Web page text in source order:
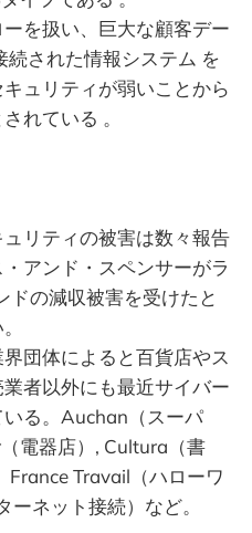
を扱い、巨大な顧客デー
続された情報システム を
ュリティが弱いことから
れている 。
リティの被害は数々報告
アンド・スペンサーがラ
ドの減収被害を受けたと
団体によると百貨店やス
者以外にも最近サイバー
る。Auchan（スーパ
電器店）, Cultura（書
Travail（ハローワ
ーネット接続）など。